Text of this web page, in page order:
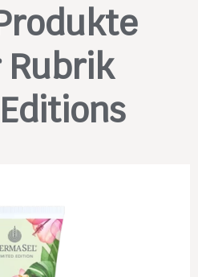
Rubrik